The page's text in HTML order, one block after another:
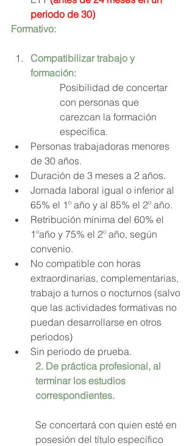
periodo de 30)
Formativo:
Compatibilizar trabajo y
formación:
Posibilidad de concertar
con personas que
carezcan la formación
específica.
Personas trabajadoras menores
de 30 años.
Duración de 3 meses a 2 años.
Jornada laboral igual o inferior al
65% el 1º año y al 85% el 2º año.
Retribución mínima del 60% el
1ºaño y 75% el 2º año, según
convenio.
No compatible con horas
extraordinarias, complementarias,
trabajo a turnos o nocturnos (salvo
que las actividades formativas no
puedan desarrollarse en otros
periodos)
Sin periodo de prueba.
2. De práctica profesional, al
terminar los estudios
correspondientes.
Se concertará con quien esté en
posesión del título específico